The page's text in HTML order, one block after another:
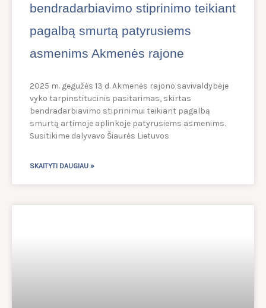
bendradarbiavimo stiprinimo teikiant
pagalbą smurtą patyrusiems
asmenims Akmenės rajone
2025 m. gegužės 13 d. Akmenės rajono savivaldybėje
vyko tarpinstitucinis pasitarimas, skirtas
bendradarbiavimo stiprinimui teikiant pagalbą
smurtą artimoje aplinkoje patyrusiems asmenims.
Susitikime dalyvavo Šiaurės Lietuvos
SKAITYTI DAUGIAU »